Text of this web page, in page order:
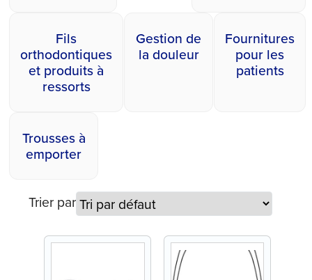
Fils
orthodontiques
et produits à
ressorts
Gestion de
la douleur
Fournitures
pour les
patients
Trousses à
emporter
Trier par